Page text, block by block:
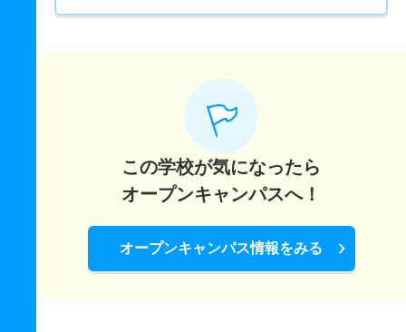
この学校が気になったら
オープンキャンパスへ！
オープンキャンパス情報をみる